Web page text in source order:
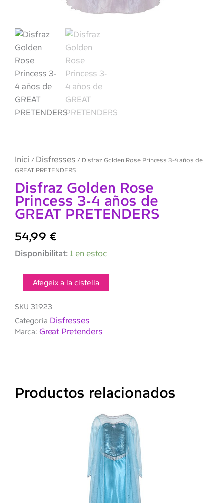
Inici / Disfresses / Disfraz Golden Rose Princess 3-4 años de
GREAT PRETENDERS
Disfraz Golden Rose
Princess 3-4 años de
GREAT PRETENDERS
54,99 €
Disponibilitat: 1 en estoc
quantitat
Golden
Rose
Princess
3-
4
años
Afegeix a la cistella
SKU 31923
Categoria Disfresses
Marca: Great Pretenders
Productos relacionados